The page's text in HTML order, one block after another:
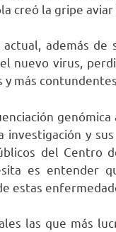
creó la gripe aviar
además de
nuevo virus,
y más
y
del Centro
es entender
estas
las que más